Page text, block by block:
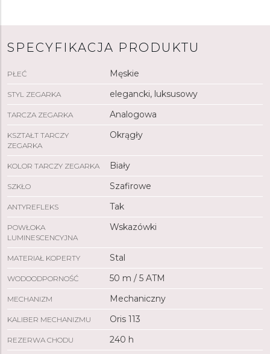
krawędzi tarczy.Wskazówkipokryto masą Super-
słabym świetle.Zegarek
napędzany jest autorskim
naciągiem i rezerwą chodu wynoszącą 240 godzin.
Dzięki klasie wodoszczelności 5 ATM zegarek
odporny na deszcz i zachlapanie.
SPECYFIKACJA PRODUKTU
PŁEĆ Męskie
STYL ZEGARKA elegancki, luksusowy
TARCZA ZEGARKA Analogowa
KSZTAŁT TARCZY
ZEGARKA
Okrągły
KOLOR TARCZY ZEGARKA Biały
SZKŁO Szafirowe
ANTYREFLEKS Tak
POWŁOKA
LUMINESCENCYJNA
Wskazówki
MATERIAŁ KOPERTY Stal
WODOODPORNOŚĆ 50 m / 5 ATM
MECHANIZM Mechaniczny
KALIBER MECHANIZMU Oris 113
REZERWA CHODU 240 h